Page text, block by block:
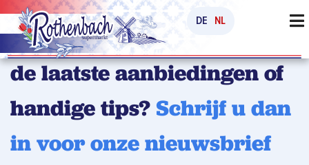
DE NL
Wilt u op de hoogte blijven
de laatste aanbiedingen of
handige tips? Schrijf u dan
in voor onze nieuwsbrief